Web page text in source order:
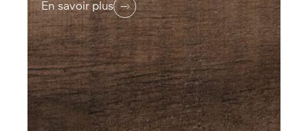
En savoir plus